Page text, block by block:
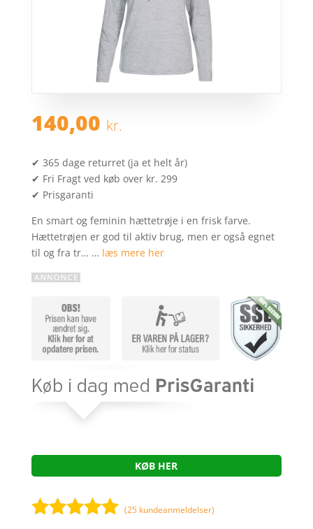
140,00 kr.
✔ 365 dage returret (ja et helt år)
✔ Fri Fragt ved køb over kr. 299
✔ Prisgaranti
En smart og feminin hættetrøje i en frisk farve.
Hættetrøjen er god til aktiv brug, men er også egnet
til og fra tr… … læs mere her
KØB HER
(25 kundeanmeldelser)